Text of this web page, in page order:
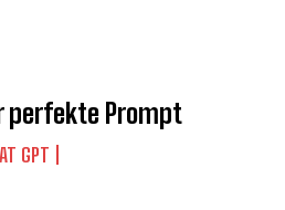
perfekte Prompt
GPT